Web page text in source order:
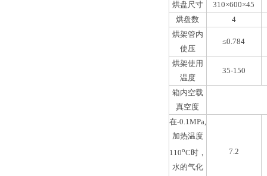
烘盘尺寸
310×600×45
烘盘数
4
烘架管内
使压
≤0.784
烘架使用
温度
35-150
箱内空载
真空度
在-0.1MPa,
加热温度
110oC时，
水的气化
7.2